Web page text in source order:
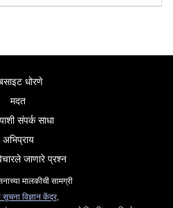
धोरणे
मदत
संपर्क साधा
अभिप्राय
जाणारे प्रश्न
मालकीची सामग्री
सूचना विज्ञान केंद्र,